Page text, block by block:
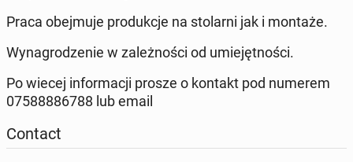
Praca obejmuje produkcje na stolarni jak i montaże.
Wynagrodzenie w zależności od umiejętności.
Po wiecej informacji prosze o kontakt pod numerem
07588886788 lub email
Contact